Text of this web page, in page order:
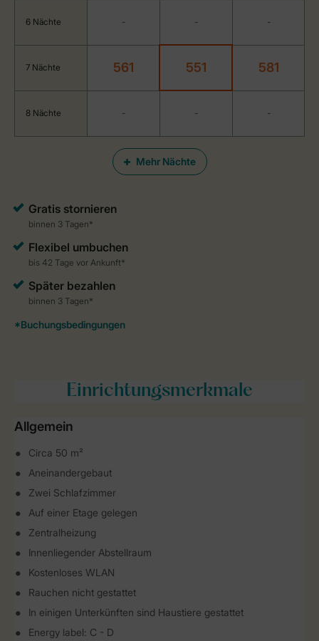
Mehr Nächte
6 Nächte - - -
7 Nächte 561 551 581
8 Nächte - - -
Einrichtungsmerkmale
Allgemein
Circa 50 m²
Aneinandergebaut
Zwei Schlafzimmer
Auf einer Etage gelegen
Zentralheizung
Innenliegender Abstellraum
Kostenloses WLAN
Rauchen nicht gestattet
In einigen Unterkünften sind Haustiere gestattet
Energy label: C - D